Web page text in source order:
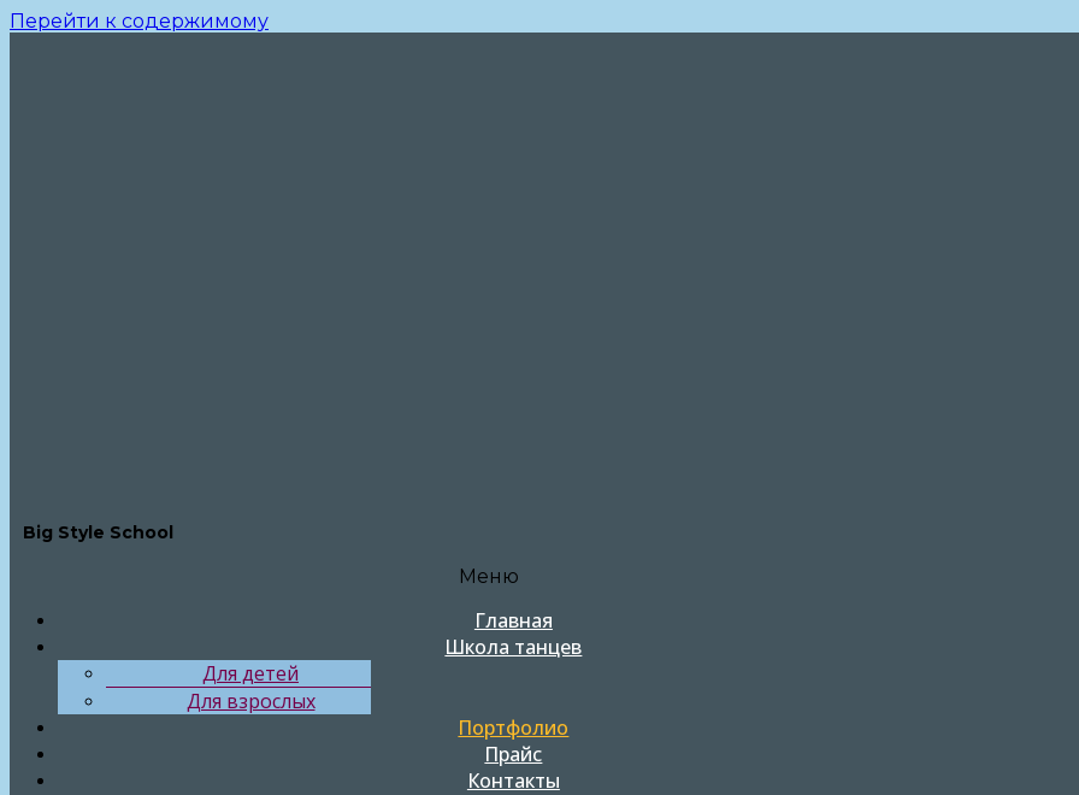
Перейти к содержимому
Big Style School
Меню
Главная
Школа танцев
Для детей
Для взрослых
Портфолио
Прайс
Контакты